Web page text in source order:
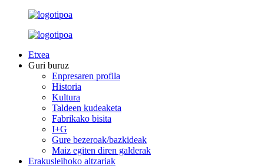
Etxea
Guri buruz
Enpresaren profila
Historia
Kultura
Taldeen kudeaketa
Fabrikako bisita
I+G
Gure bezeroak/bazkideak
Maiz egiten diren galderak
Erakusleihoko altzariak